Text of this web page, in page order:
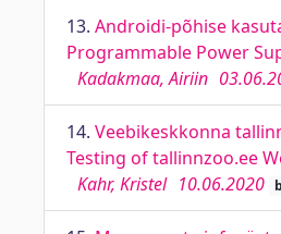
13. Androidi-põhise
Programmable Power
Kadakmaa, Airiin
14. Veebikeskkonna
Testing of tallinnzoo.ee
Kahr, Kristel 10.06.2020